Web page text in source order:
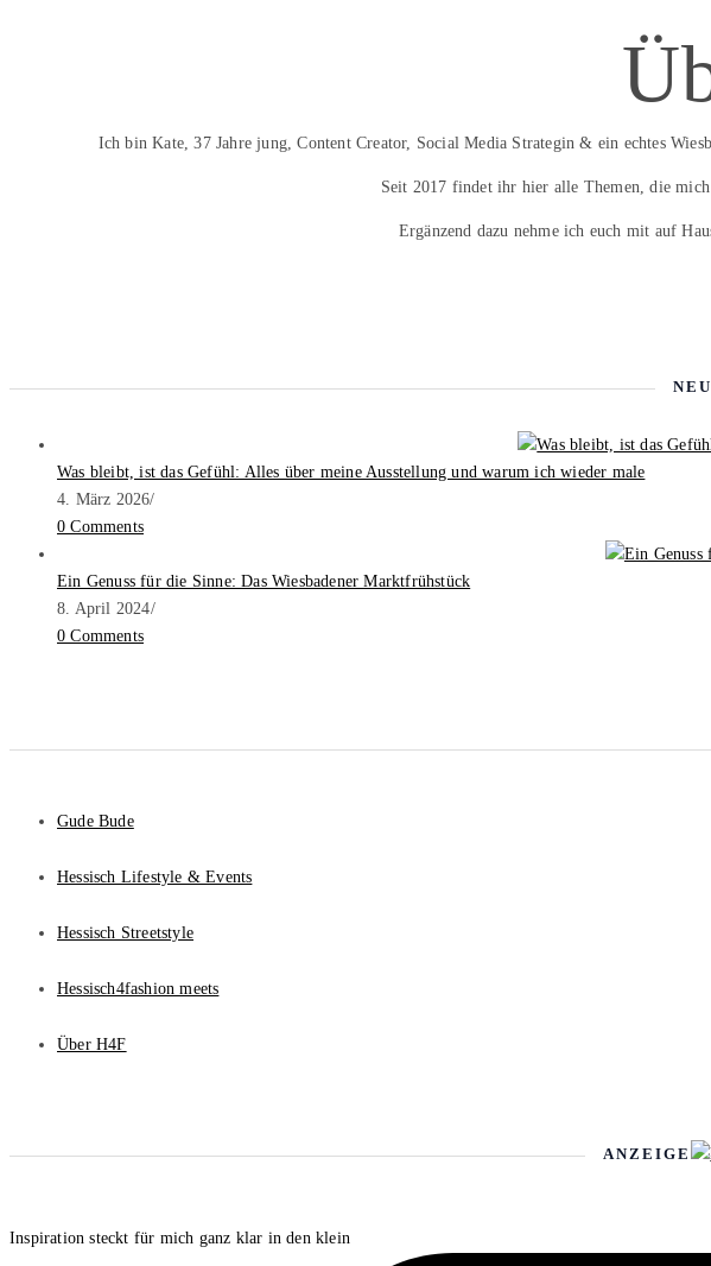
Ich bin Kate, 37 Jahre jung, Content Creator, Social Media Strategin & ein echtes
Seit 2017 findet ihr hier alle Themen, die
Ergänzend dazu nehme ich euch mit auf
Was bleibt, ist das Gefühl: Alles über meine Ausstellung und warum ich wieder male
4. März 2026/
0 Comments
Ein Genuss für die Sinne: Das Wiesbadener Marktfrühstück
8. April 2024/
0 Comments
Gude Bude
Hessisch Lifestyle & Events
Hessisch Streetstyle
Hessisch4fashion meets
Über H4F
ANZEIGE
Inspiration steckt für mich ganz klar in den klein